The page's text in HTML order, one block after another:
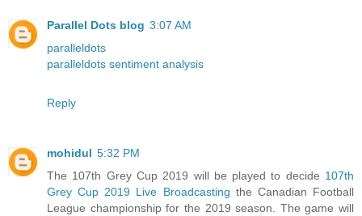
Parallel Dots blog 3:07 AM
paralleldots
paralleldots sentiment analysis
Reply
mohidul 5:32 PM
The 107th Grey Cup 2019 will be played to decide 107th
Grey Cup 2019 Live Broadcasting the Canadian Football
League championship for the 2019 season. The game will